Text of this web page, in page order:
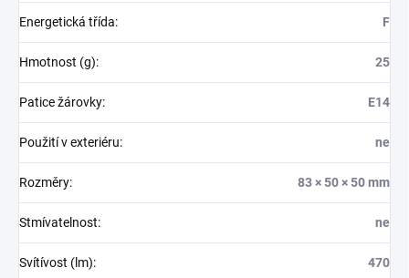
Energetická třída: F
Hmotnost (g): 25
Patice žárovky: E14
Použití v exteriéru: ne
Rozměry: 83 × 50 × 50 mm
Stmívatelnost: ne
Svítívost (lm): 470